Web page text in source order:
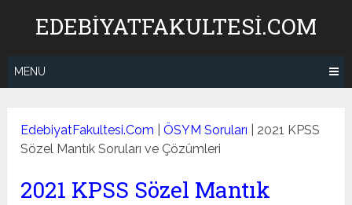
EDEBIYATFAKULTESI.COM
MENU
EdebiyatFakultesi.Com |ÖSYM Soruları
2021 KPSS
Sözel Mantık Soruları ve Çözümleri
2021 KPSS Sözel Mantık